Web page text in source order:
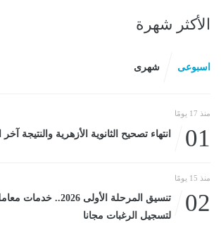
الأكثر شهرة
اسبوعى شهرى
منذ 17 يومًا
01 انتهاء تصحيح الثانوية الأزهرية والنتيجة
منذ 15 يومًا
02
تنسيق المرحلة الأولى
لتسجيل الرغبات مجانا